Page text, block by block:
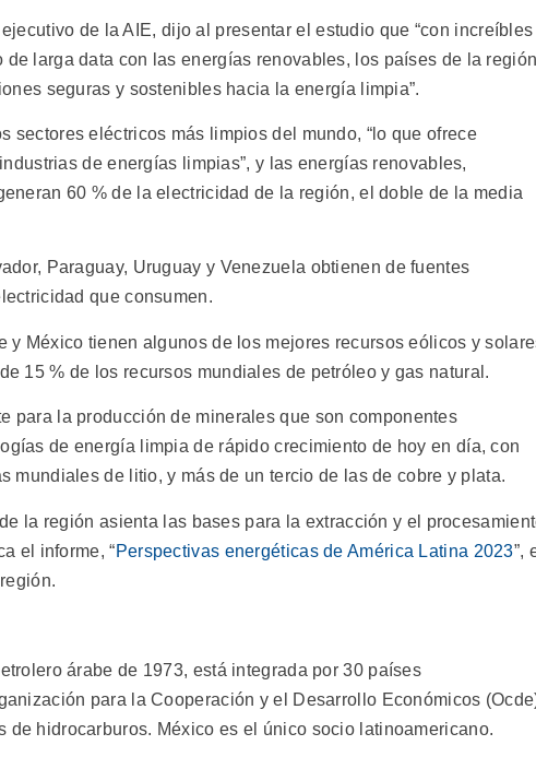
de la AIE, dijo al presentar el estudio que “con increíbles
de larga data con las energías renovables, los países de la
seguras y sostenibles hacia la energía limpia”.
sectores eléctricos más limpios del mundo, “lo que ofrece
de energías limpias”, y las energías renovables,
60 % de la electricidad de la región, el doble de la media
Paraguay, Uruguay y Venezuela obtienen de fuentes
que consumen.
y México tienen algunos de los mejores recursos eólicos y
15 % de los recursos mundiales de petróleo y gas natural.
para la producción de minerales que son componentes
de energía limpia de rápido crecimiento de hoy en día, con
mundiales de litio, y más de un tercio de las de cobre y plata.
la región asienta las bases para la extracción y el
el informe, “Perspectivas energéticas de América Latina 2023”,
árabe de 1973, está integrada por 30 países
para la Cooperación y el Desarrollo Económicos
de hidrocarburos. México es el único socio latinoamericano.